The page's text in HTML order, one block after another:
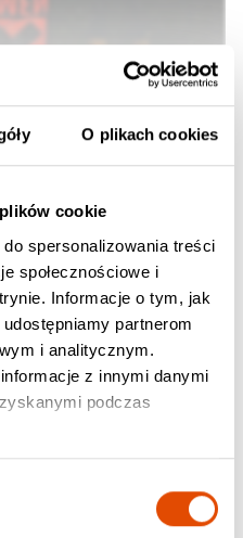
O plikach cookies
cookie
spersonalizowania treści
społecznościowe i
Informacje o tym, jak
partnerom
i analitycznym.
z innymi danymi
podczas